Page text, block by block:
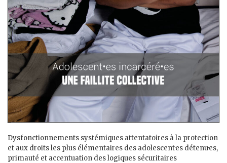
Dysfonctionnements systémiques attentatoires à la protection
et aux droits les plus élémentaires des adolescent·es détenu·es,
primauté et accentuation des logiques sécuritaires